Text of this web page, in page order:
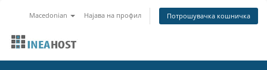
Macedonian Најава на профил Потрошувачка кошничка